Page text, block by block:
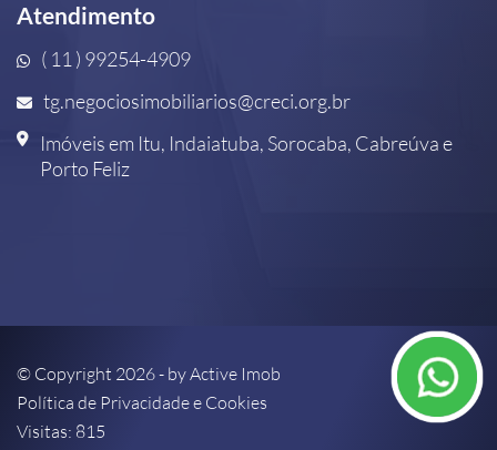
Atendimento
( 11 ) 99254-4909
tg.negociosimobiliarios@creci.org.br
Imóveis em Itu, Indaiatuba, Sorocaba, Cabreúva e
Porto Feliz
© Copyright 2026 - byActive Imob
Política de Privacidade e Cookies
Visitas: 815